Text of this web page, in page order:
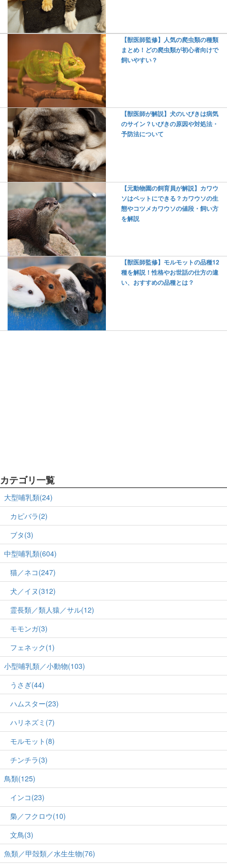
【獣医師監修】人気の爬虫類の種類
まとめ！どの爬虫類が初心者向けで
飼いやすい？
【獣医師が解説】犬のいびきは病気
のサイン？いびきの原因や対処法・
予防法について
【元動物園の飼育員が解説】カワウ
ソはペットにできる？カワウソの生
態やコツメカワウソの値段・飼い方
を解説
【獣医師監修】モルモットの品種12
種を解説！性格やお世話の仕方の違
い、おすすめの品種とは？
カテゴリ一覧
大型哺乳類(24)
カピバラ(2)
ブタ(3)
中型哺乳類(604)
猫／ネコ(247)
犬／イヌ(312)
霊長類／類人猿／サル(12)
モモンガ(3)
フェネック(1)
小型哺乳類／小動物(103)
うさぎ(44)
ハムスター(23)
ハリネズミ(7)
モルモット(8)
チンチラ(3)
鳥類(125)
インコ(23)
梟／フクロウ(10)
文鳥(3)
魚類／甲殻類／水生生物(76)